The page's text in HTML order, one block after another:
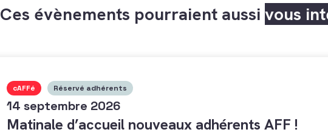
Ces évènements pourraient aussi vous
cAFFé Réservé adhérents
14 septembre 2026
Matinale d’accueil nouveaux adhérents AFF !